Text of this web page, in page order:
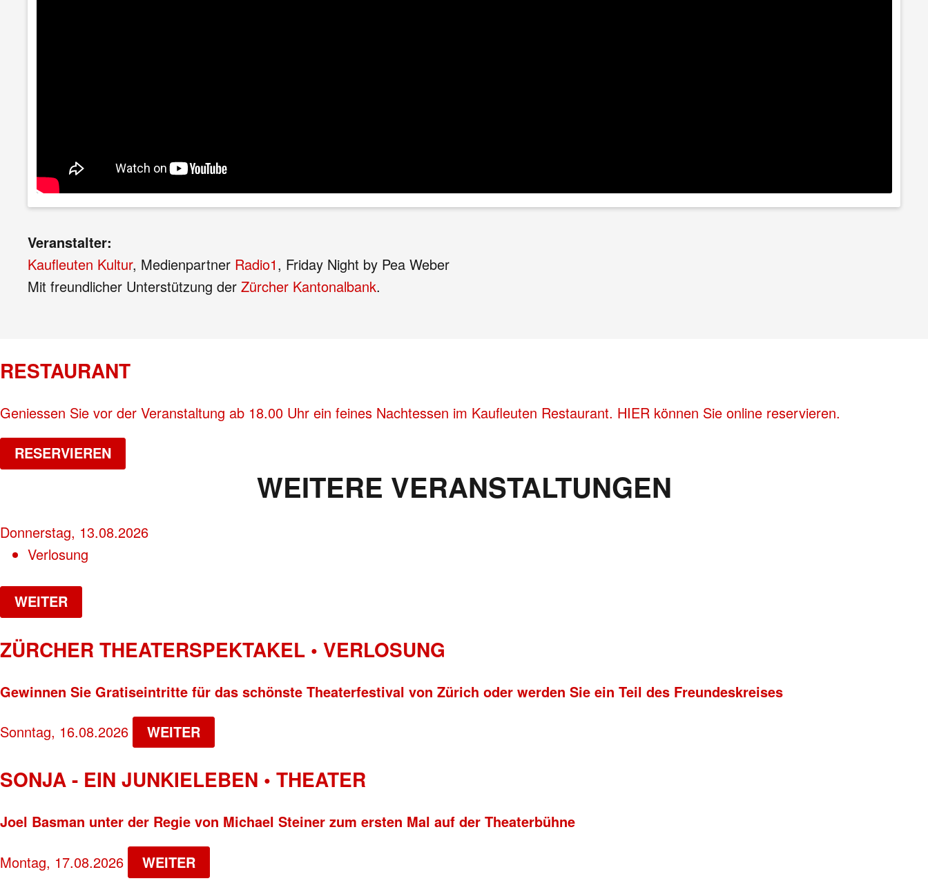
Veranstalter:
Kaufleuten Kultur, Medienpartner Radio1, Friday Night by Pea Weber
Mit freundlicher Unterstützung der Zürcher Kantonalbank.
RESTAURANT
Geniessen Sie vor der Veranstaltung ab 18.00 Uhr ein feines Nachtessen im Kaufleuten Restaurant. HIER können Sie online reservieren.
RESERVIEREN
WEITERE VERANSTALTUNGEN
Donnerstag, 13.08.2026
Verlosung
WEITER
ZÜRCHER THEATERSPEKTAKEL • VERLOSUNG
Gewinnen Sie Gratiseintritte für das schönste Theaterfestival von Zürich oder werden Sie ein Teil des Freundeskreises
Sonntag, 16.08.2026 WEITER
SONJA - EIN JUNKIELEBEN • THEATER
Joel Basman unter der Regie von Michael Steiner zum ersten Mal auf der Theaterbühne
Montag, 17.08.2026 WEITER